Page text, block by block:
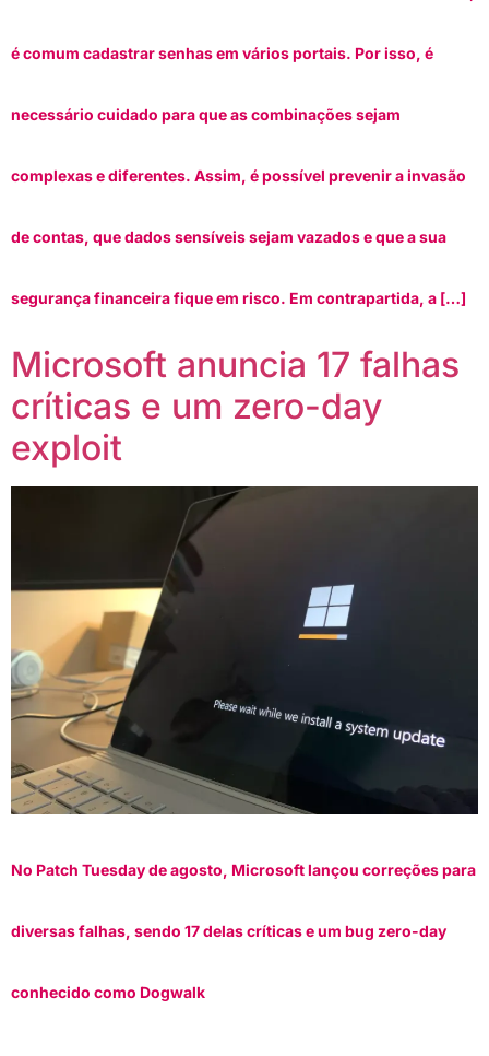
é comum cadastrar senhas em vários portais. Por isso, é
necessário cuidado para que as combinações sejam
complexas e diferentes. Assim, é possível prevenir a invasão
de contas, que dados sensíveis sejam vazados e que a sua
segurança financeira fique em risco. Em contrapartida, a […]
Microsoft anuncia 17 falhas
críticas e um zero-day
exploit
No Patch Tuesday de agosto, Microsoft lançou correções para
diversas falhas, sendo 17 delas críticas e um bug zero-day
conhecido como Dogwalk